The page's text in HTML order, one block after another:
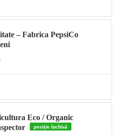
– Fabrica PepsiCo
Eco / Organic
poziție închisă